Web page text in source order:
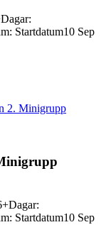
Dagar:
: Startdatum10 Sep
2. Minigrupp
Dagar:
: Startdatum10 Sep